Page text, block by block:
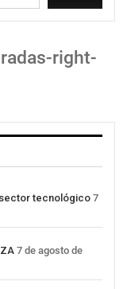
right-
sector tecnológico 7
7 de agosto de